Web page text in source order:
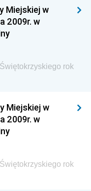
Dziedzictwa
i Polityki
Straży
Banku Polskiego
Policji
Miejskiej w
2009r. w
rok
Miejskiej w
2009r. w
rok